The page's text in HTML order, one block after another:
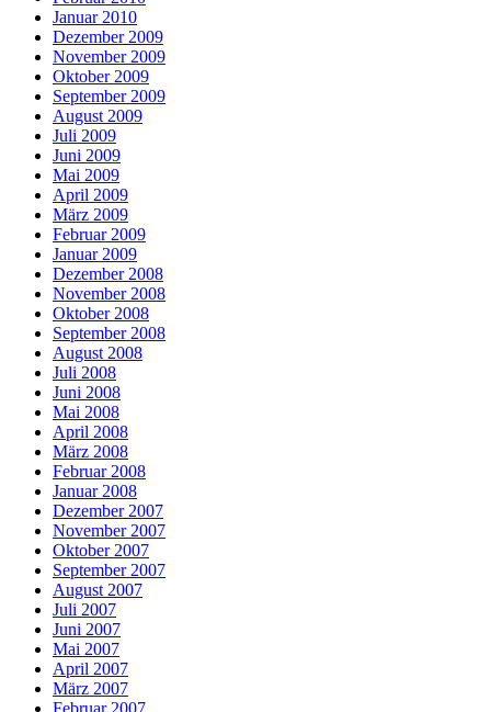
Januar 2010
Dezember 2009
November 2009
Oktober 2009
September 2009
August 2009
Juli 2009
Juni 2009
Mai 2009
April 2009
März 2009
Februar 2009
Januar 2009
Dezember 2008
November 2008
Oktober 2008
September 2008
August 2008
Juli 2008
Juni 2008
Mai 2008
April 2008
März 2008
Februar 2008
Januar 2008
Dezember 2007
November 2007
Oktober 2007
September 2007
August 2007
Juli 2007
Juni 2007
Mai 2007
April 2007
März 2007
Februar 2007